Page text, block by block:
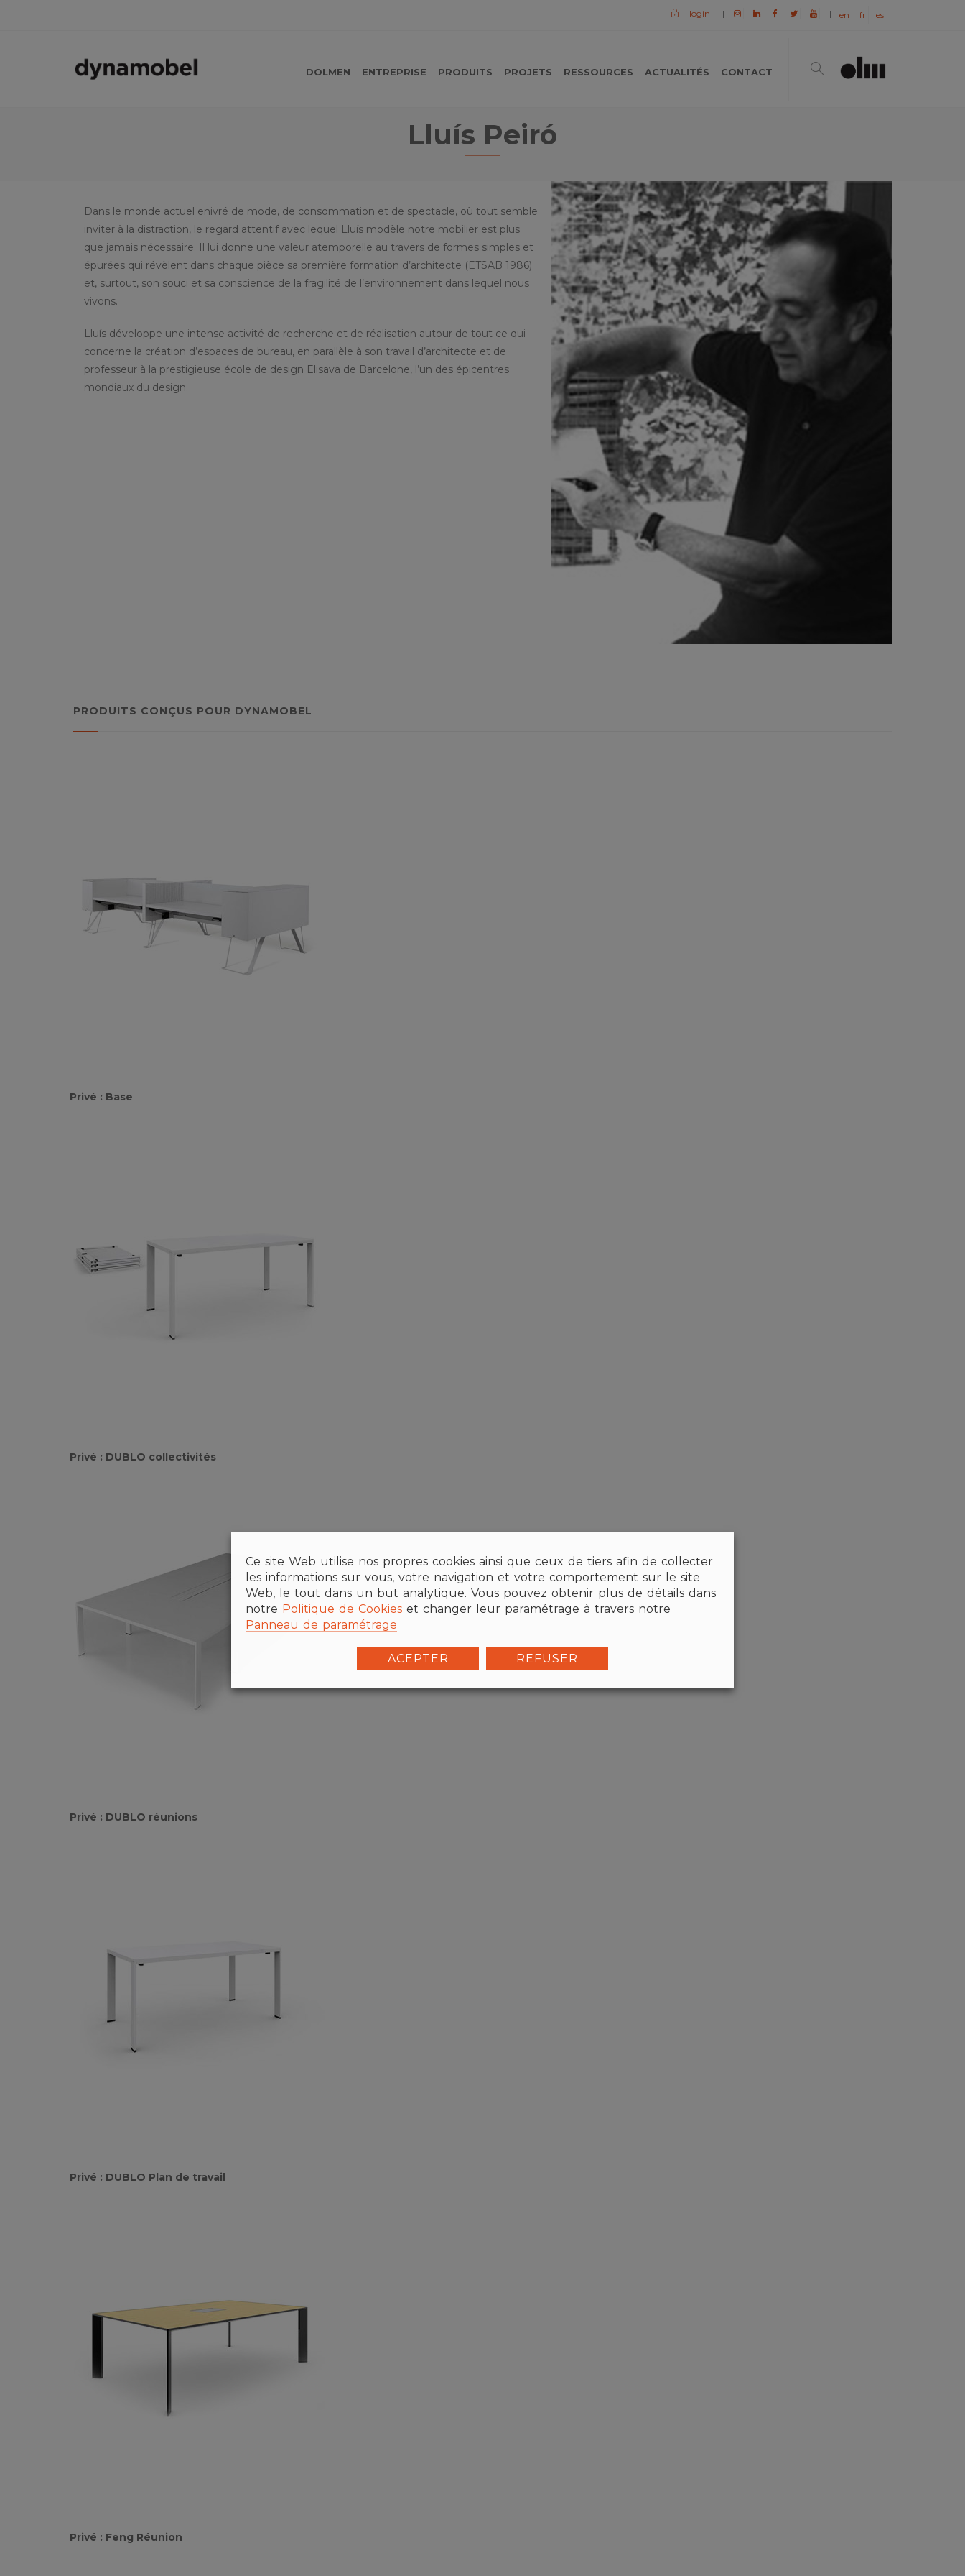
login | | en fr es
DOLMEN ENTREPRISE PRODUITS PROJETS RESSOURCES ACTUALITÉS CONTACT
Lluís Peiró
Dans le monde actuel enivré de mode, de consommation et de spectacle, où tout semble
inviter à la distraction, le regard attentif avec lequel Lluís modèle notre mobilier est plus
que jamais nécessaire. Il lui donne une valeur atemporelle au travers de formes simples et
épurées qui révèlent dans chaque pièce sa première formation d’architecte (ETSAB 1986)
et, surtout, son souci et sa conscience de la fragilité de l’environnement dans lequel nous
vivons.
Lluís développe une intense activité de recherche et de réalisation autour de tout ce qui
concerne la création d’espaces de bureau, en parallèle à son travail d’architecte et de
professeur à la prestigieuse école de design Elisava de Barcelone, l’un des épicentres
mondiaux du design.
PRODUITS CONÇUS POUR DYNAMOBEL
Privé : Base
Privé : DUBLO collectivités
Privé : DUBLO réunions
Privé : DUBLO Plan de travail
Privé : Feng Réunion
Ce site Web utilise nos propres cookies ainsi que ceux de tiers afin de collecter
les informations sur vous, votre navigation et votre comportement sur le site
Web, le tout dans un but analytique. Vous pouvez obtenir plus de détails dans
notre Politique de Cookies et changer leur paramétrage à travers notre
Panneau de paramétrage
ACEPTER REFUSER